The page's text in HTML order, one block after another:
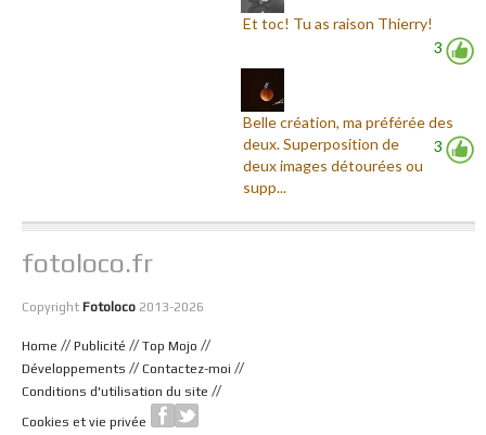
3
Et toc! Tu as raison Thierry!
3
Belle création, ma préférée des
deux. Superposition de
deux images détourées ou
supp...
fotoloco.fr
Copyright Fotoloco 2013-2026
Home // Publicité // Top Mojo //
Développements // Contactez-moi //
Conditions d'utilisation du site //
Cookies et vie privée